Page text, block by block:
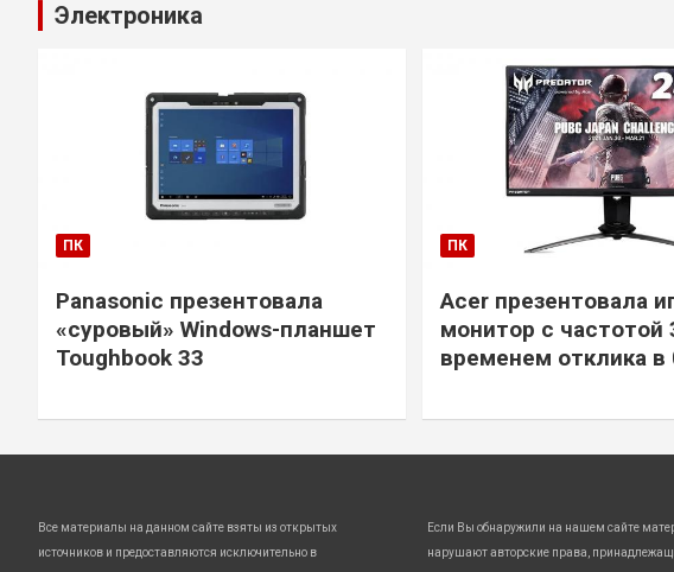
Электроника
ПК
Panasonic презентовала
«суровый» Windows-планшет
Toughbook 33
ПК
Acer презентовала
монитор с частотой
временем отклика в
Все материалы на данном сайте взяты из открытых
источников и предоставляются исключительно в
Если Вы обнаружили на нашем сайте
нарушают авторские права,